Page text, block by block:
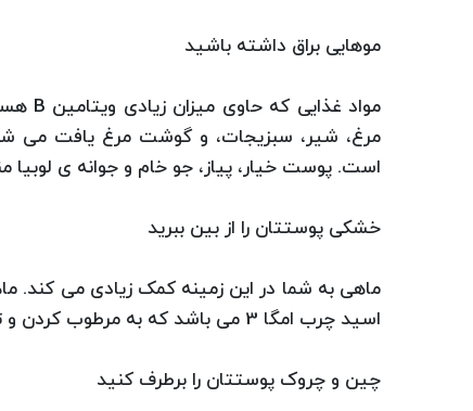
موهایی براق داشته باشید
مرغ، شیر، سبزیجات، و گوشت مرغ یافت می
است. پوست خیار، پیاز، جو خام و جوانه ی لوبیا
خشکی پوستتان را از بین ببرید
ماهی به شما در این زمینه کمک زیادی می
اسید چرب امگا 3 می باشد که به مرطوب کردن و تقویت پوست کمک می کند.
چین و چروک پوستتان را برطرف کنید